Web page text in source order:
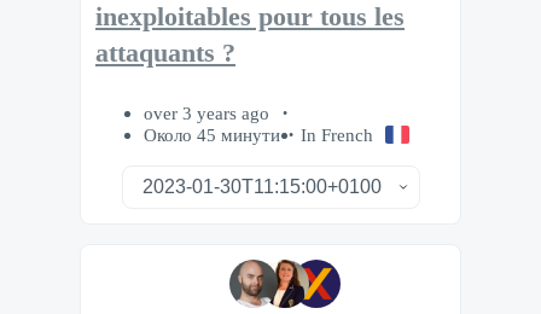
inexploitables pour tous les
attaquants ?
over 3 years ago
Около 45 минути
In French